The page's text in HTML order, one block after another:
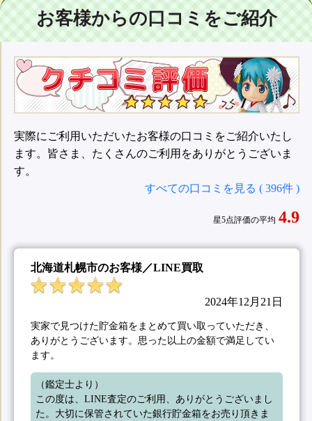
お客様からの口コミをご紹介
実際にご利用いただいたお客様の口コミをご紹介いたし
ます。皆さま、たくさんのご利用をありがとうございま
す。
すべての口コミを見る ( 396件 )
星5点評価の平均 4.9
北海道札幌市のお客様／LINE買取
2024年12月21日
実家で見つけた貯金箱をまとめて買い取っていただき、
ありがとうございます。思った以上の金額で満足してい
ます。
（鑑定士より）
この度は、LINE査定のご利用、ありがとうございまし
た。大切に保管されていた銀行貯金箱をお売り頂きま